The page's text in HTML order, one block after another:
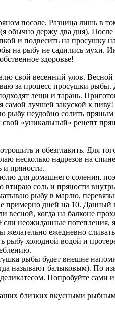
посоле. Разница лишь в
обычно держу два дня). После
и подвесить на просушку
на рыбу не садились мухи.
здоровье!
свой весенний улов.
за процесс просушки рыбы.
лещи и тарань.
самой лучшей закуской к пиву!
рыбу неудобно солить
«уникальный» рецепт
и обезглавить. Для
несколько надрезов на
и пряности.
для домашнего соления,
втираю соль и пряности
рыбу в марлю,
примерно дней на 10.
когда на балконе
неожиданные потепления,
желательно ежедневно
рыбу холодной водой и
рыбы будет внешне
называют балыковым). По
Попробуйте сами
близких вкусными